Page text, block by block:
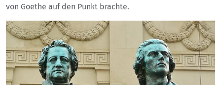
von Goethe auf den Punkt brachte.